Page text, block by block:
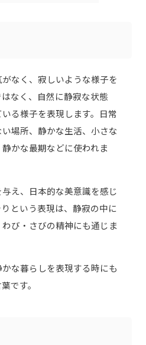
なく、寂しいような様子を
なく、自然に静寂な状態
る様子を表現します。日常
場所、静かな生活、小さな
かな最期などに使われま
え、日本的な美意識を感じ
という表現は、静寂の中に
び・さびの精神にも通じま
な暮らしを表現する時にも
です。